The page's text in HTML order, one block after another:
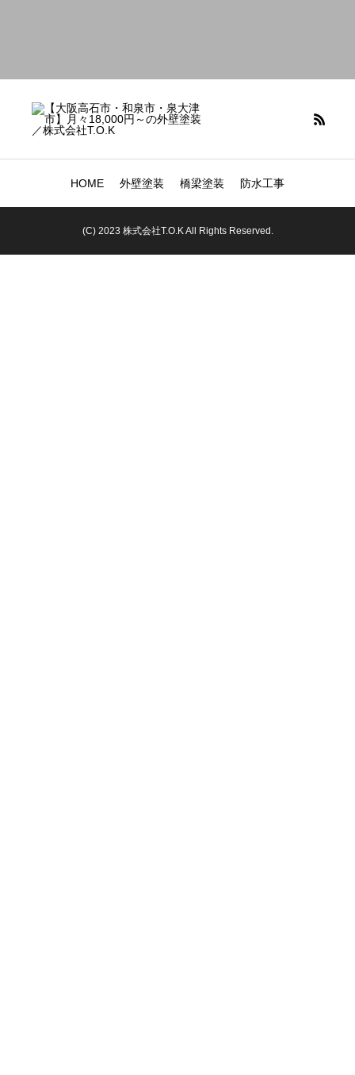
HOME 外壁塗装 橋梁塗装 防水工事
(C) 2023 株式会社T.O.K All Rights Reserved.